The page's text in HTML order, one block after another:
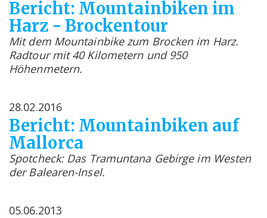
Bericht: Mountainbiken im
Harz - Brockentour
Mit dem Mountainbike zum Brocken im Harz.
Radtour mit 40 Kilometern und 950
Höhenmetern.
28.02.2016
Bericht: Mountainbiken auf
Mallorca
Spotcheck: Das Tramuntana Gebirge im Westen
der Balearen-Insel.
05.06.2013